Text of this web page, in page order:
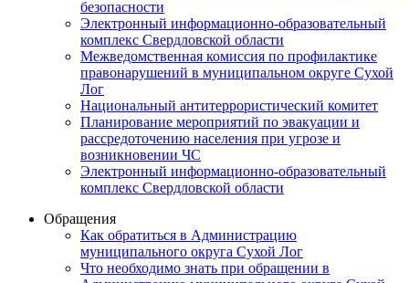
безопасности
Электронный информационно-образовательный
комплекс Cвердловской области
Межведомственная комиссия по профилактике
правонарушений в муниципальном округе Сухой
Лог
Национальный антитеррористический комитет
Планирование мероприятий по эвакуации и
рассредоточению населения при угрозе и
возникновении ЧС
Электронный информационно-образовательный
комплекс Свердловской области
Обращения
Как обратиться в Администрацию
муниципального округа Сухой Лог
Что необходимо знать при обращении в